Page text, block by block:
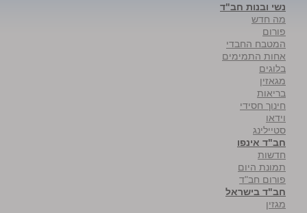
נשי ובנות חב"ד
מה חדש
פורום
המטבח החבדי
אחות התמימים
בלוגים
מגאזין
בריאות
חינוך חסידי
וידאו
סטיילינג
חב"ד אינפו
חדשות
תמונת היום
פורום חב"ד
חב"ד בישראל
מגזין